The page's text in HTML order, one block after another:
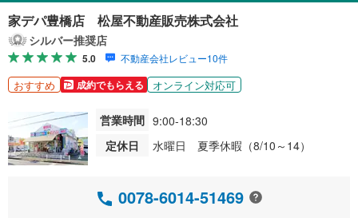
家デパ豊橋店 松屋不動産販売株式会社
シルバー推奨店
5.0 不動産会社レビュー10件
おすすめ 成約でもらえる オンライン対応可
営業時間 9:00-18:30
定休日
水曜日 夏季休暇（8/10～14）
0078-6014-51469